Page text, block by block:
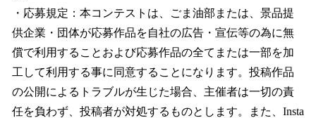
・応募規定：本コンテストは、ごま油部または、景品提
供企業・団体が応募作品を自社の広告・宣伝等の為に無
償で利用することおよび応募作品の全てまたは一部を加
工して利用する事に同意することになります。投稿作品
の公開によるトラブルが生じた場合、主催者は一切の責
任を負わず、投稿者が対処するものとします。また、Insta